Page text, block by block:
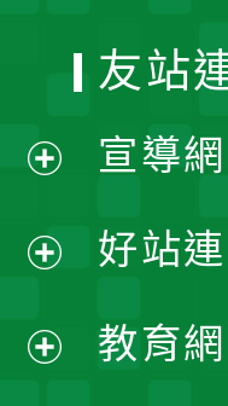
開
選
開
友站
宣導
好站
教育